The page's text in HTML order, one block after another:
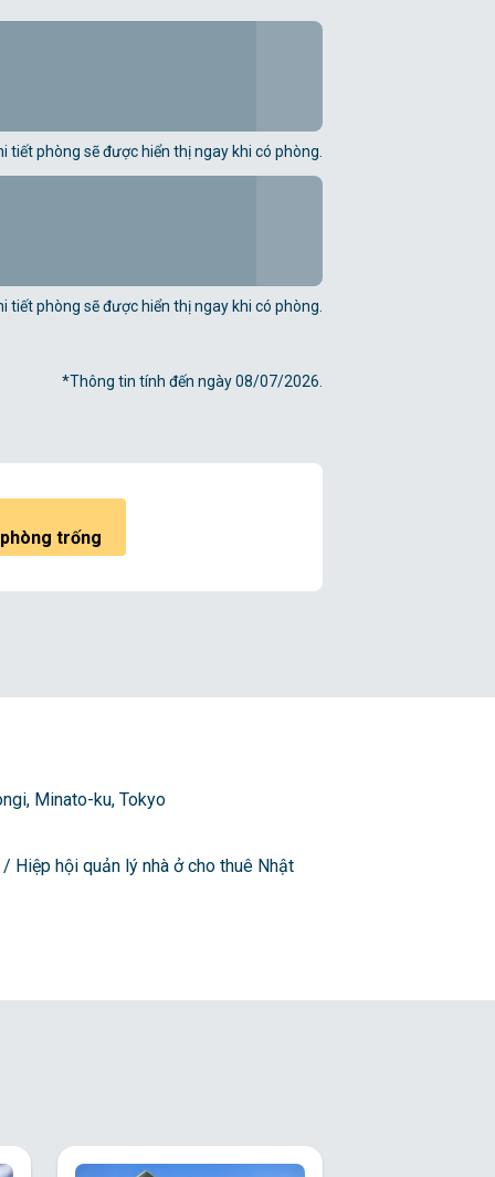
tiết phòng sẽ được hiển thị ngay khi có phòng.
tiết phòng sẽ được hiển thị ngay khi có phòng.
*Thông tin tính đến ngày 08/07/2026.
trống
Minato-ku, Tokyo
Hiệp hội quản lý nhà ở cho thuê Nhật